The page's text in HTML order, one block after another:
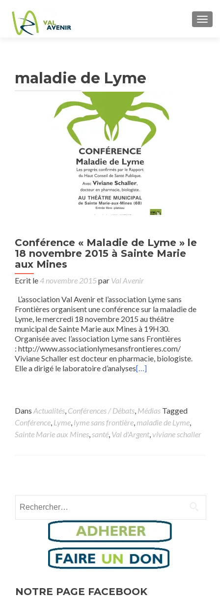
maladie de Lyme
Conférence « Maladie de Lyme » le
18 novembre 2015 à Sainte Marie
aux Mines
Ecrit le4 novembre 2015par Val Avenir
L’association Val Avenir et l’association Lyme sans
Frontières organisent une conférence sur la maladie de
Lyme, le mercredi 18 novembre 2015 au théâtre
municipal de Sainte Marie aux Mines à 19H30.
Organisée avec l’association Lyme sans Frontières
: http://www.associationlymesansfrontieres.com/
Viviane Schaller est docteur en pharmacie, biologiste.
Elle a dirigé le laboratoire d’analyses[…]
Dans Actualités, Conférences / Débats, Médias Tagged
Conférence, Lyme, lyme sans frontière, maladie de Lyme,
Sainte Marie aux Mines,santé, Val d'Argent, viviane schaller
navigation
NOTRE PAGE FACEBOOK